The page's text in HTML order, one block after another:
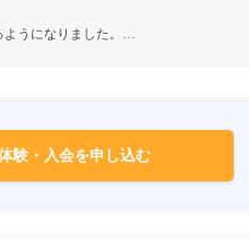
ようになりました。…
験・入会を申し込む